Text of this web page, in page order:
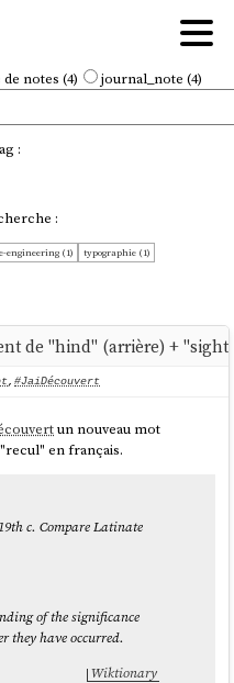
notes (4) journal_note (4)
:
:
engineering (1) typographie (1)
de "hind" (arrière) +
, #JaiDécouvert
un nouveau mot
en français.
c. Compare Latinate
of the significance
they have occurred.
Wiktionary